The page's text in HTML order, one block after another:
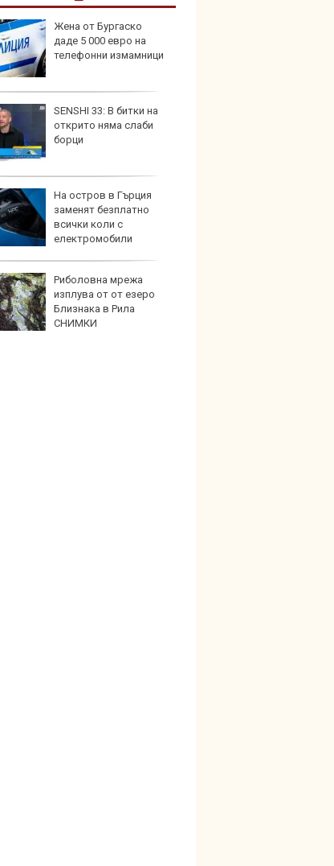
Жена от Бургаско
даде 5 000 евро на
телефонни измамници
SENSHI 33: В битки на
открито няма слаби
борци
На остров в Гърция
заменят безплатно
всички коли с
електромобили
Риболовна мрежа
изплува от от езеро
Близнака в Рила
СНИМКИ